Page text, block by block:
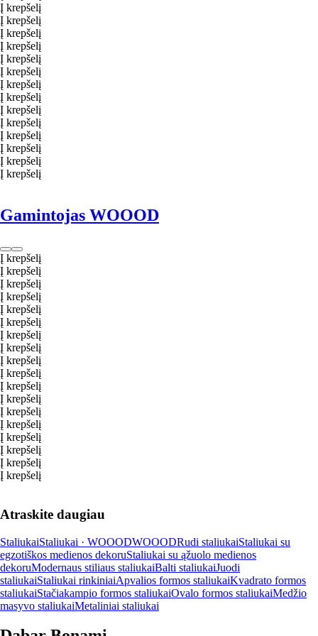
Į krepšelį
Į krepšelį
Į krepšelį
Į krepšelį
Į krepšelį
Į krepšelį
Į krepšelį
Į krepšelį
Į krepšelį
Į krepšelį
Į krepšelį
Į krepšelį
Į krepšelį
Į krepšelį
Gamintojas WOOOD
Į krepšelį
Į krepšelį
Į krepšelį
Į krepšelį
Į krepšelį
Į krepšelį
Į krepšelį
Į krepšelį
Į krepšelį
Į krepšelį
Į krepšelį
Į krepšelį
Į krepšelį
Į krepšelį
Į krepšelį
Į krepšelį
Į krepšelį
Į krepšelį
Atraskite daugiau
StaliukaiStaliukai · WOOODWOOODRudi staliukaiStaliukai su
egzotiškos medienos dekoruStaliukai su ąžuolo medienos
dekoruModernaus stiliaus staliukaiBalti staliukaiJuodi
staliukaiStaliukai rinkiniaiApvalios formos staliukaiKvadrato formos
staliukaiStačiakampio formos staliukaiOvalo formos staliukaiMedžio
masyvo staliukaiMetaliniai staliukai